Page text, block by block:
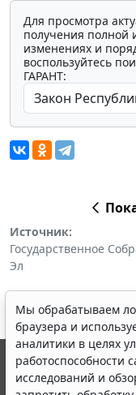
Для просмотра
получения полной
изменениях и
воспользуйтесь
ГАРАНТ:
Источник:
Государственное
Эл
Мы обрабатываем
браузера и
аналитики в целях
работоспособности
исследований и
© ООО "НПП "ГАРАНТ-
выпускается с 1990